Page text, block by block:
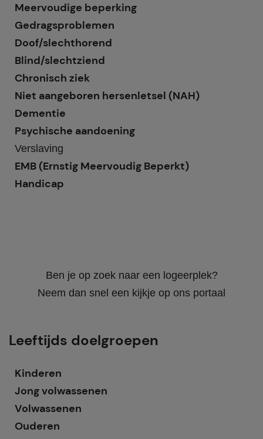
Meervoudige beperking
Gedragsproblemen
Doof/slechthorend
Blind/slechtziend
Chronisch ziek
Niet aangeboren hersenletsel (NAH)
Dementie
Psychische aandoening
Verslaving
EMB (Ernstig Meervoudig Beperkt)
Handicap
Ben je op zoek naar een logeerplek?
Neem dan snel een kijkje op ons portaal
Leeftijds doelgroepen
Kinderen
Jong volwassenen
Volwassenen
Ouderen